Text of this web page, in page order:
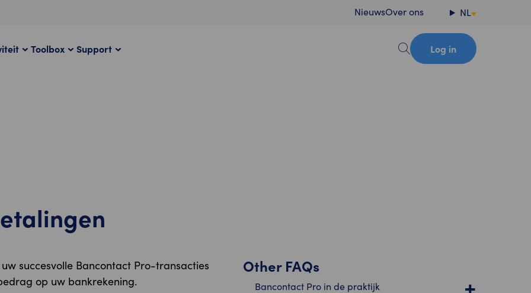
NieuwsOver ons NL
Log in
Toolbox Support
succesvolle Bancontact Pro-transacties
op uw bankrekening.
Other FAQs
Bancontact Pro in de praktijk